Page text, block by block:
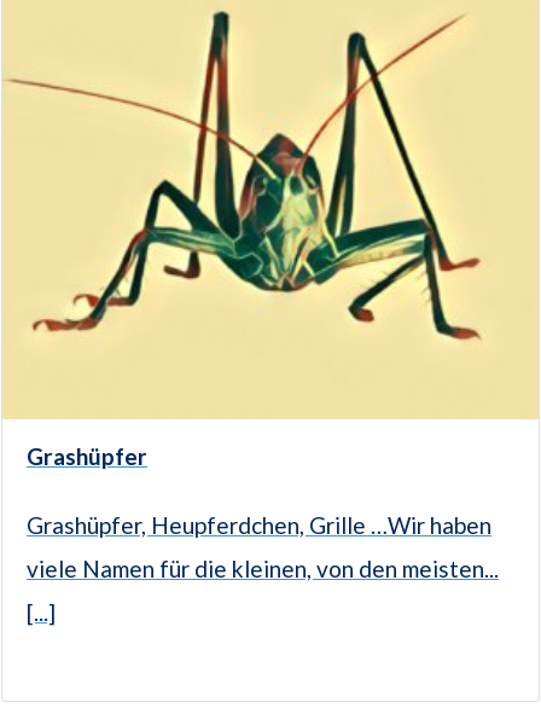
Grashüpfer
Grashüpfer, Heupferdchen, Grille …Wir haben
viele Namen für die kleinen, von den meisten...
[...]